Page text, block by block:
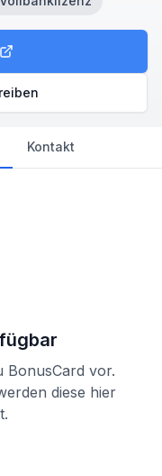
Kontakt
BonusCard vor.
diese hier